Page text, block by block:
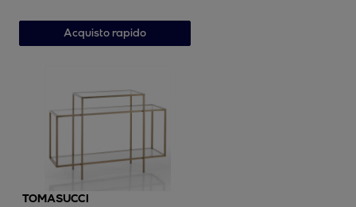
Acquisto rapido
TOMASUCCI